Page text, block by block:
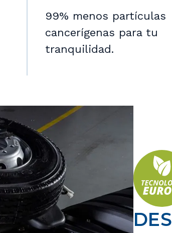
99% menos partículas
cancerígenas para tu
tranquilidad.